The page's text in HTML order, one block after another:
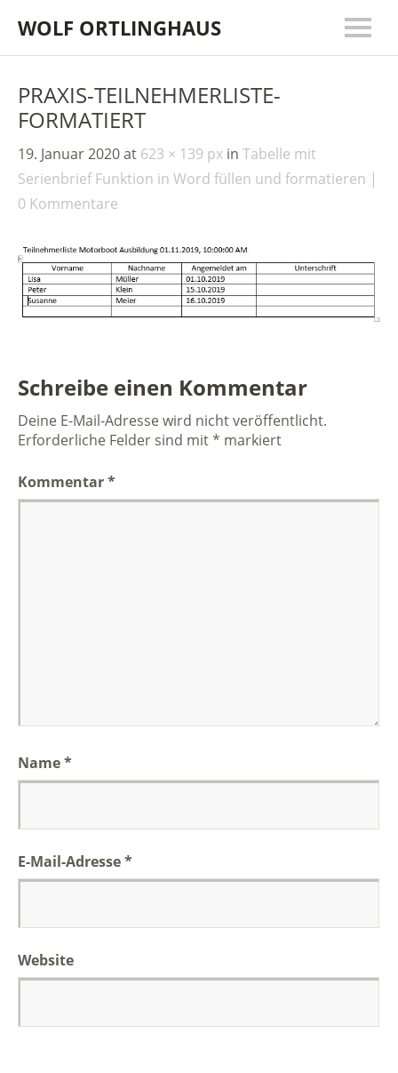
WOLF ORTLINGHAUS
PRAXIS-TEILNEHMERLISTE-
FORMATIERT
19. Januar 2020at 623 × 139 px in Tabelle mit
Serienbrief Funktion in Word füllen und formatieren
0 Kommentare
Schreibe einen Kommentar
Deine E-Mail-Adresse wird nicht veröffentlicht.
Erforderliche Felder sind mit* markiert
Kommentar*
Name*
E-Mail-Adresse*
Website